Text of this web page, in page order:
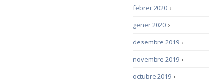
›
febrer 2020
›
gener 2020
›
desembre 2019
›
novembre 2019
›
octubre 2019